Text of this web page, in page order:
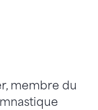
membre du